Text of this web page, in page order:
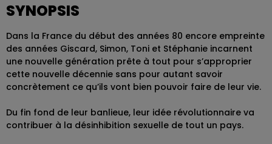
SYNOPSIS
Dans la France du début des années 80 encore empreinte
des années Giscard, Simon, Toni et Stéphanie incarnent
une nouvelle génération prête à tout pour s’approprier
cette nouvelle décennie sans pour autant savoir
concrètement ce qu’ils vont bien pouvoir faire de leur vie.
Du fin fond de leur banlieue, leur idée révolutionnaire va
contribuer à la désinhibition sexuelle de tout un pays.